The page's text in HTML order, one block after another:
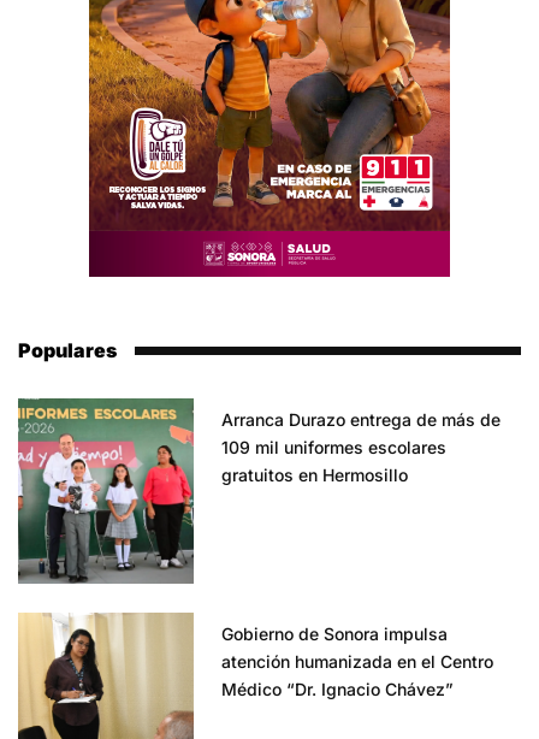
Populares
Arranca Durazo entrega de más de
109 mil uniformes escolares
gratuitos en Hermosillo
Gobierno de Sonora impulsa
atención humanizada en el Centro
Médico “Dr. Ignacio Chávez”